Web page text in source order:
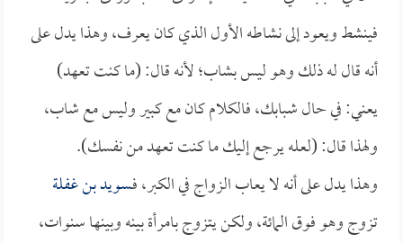
فينشط ويعود إلى نشاطه الأول الذي كان يعرف، وهذا يدل على
أنه قال له ذلك وهو ليس بشاب؛ لأنه قال: (ما كنت تعهد)
يعني: في حال شبابك، فالكلام كان مع كبير وليس مع شاب،
ولهذا قال: (لعله يرجع إليك ما كنت تعهد من نفسك).
وهذا يدل على أنه لا يعاب الزواج في الكبر، فـسويد بن غفلة
تزوج وهو فوق المائة، ولكن يتزوج بامرأة بينه وبينها سنوات،